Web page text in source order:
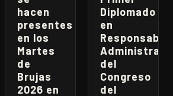
hacen
presentes
en los
Martes
de
Brujas
2026 en
Diplomado
en
del
Congreso
del